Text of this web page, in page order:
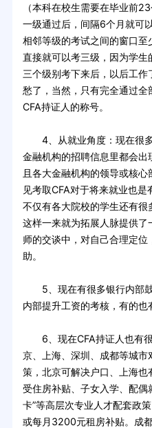
（本科在校生需要在毕业前
一级通过后，间隔6个月就可
相邻等级的考试之间的窗口
直接就可以考三级，因为学
三个级别考下来后，以后工
愁了，当然，只有完全通过
CFA持证人的称号。
4、从就业角度：现在很多
金融机构的招聘信息里都会
且各大金融机构的领导或核
见考取CFA对于将来就业也
不仅有各大院校的学生还有很
这样一来就为拓展人脉提供
师的交谈中，对自己合理定
助。
5、现在有很多银行内部鼓
内部提升工资的考核，有的也
6、现在CFA持证人也有很
京、上海、深圳、成都等城市
策，北京可解决户口、上海
受住房补贴、子女入学、配偶
卡”等高层次专业人才配套政
或每月3200元租房补贴。成